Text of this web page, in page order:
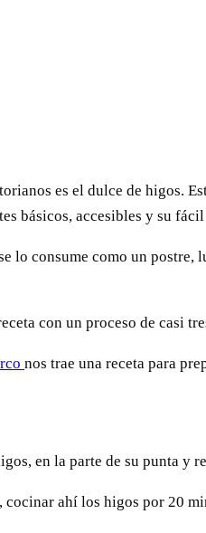
es el dulce de higos.
básicos, accesibles y su
lo consume como un
con un proceso de casi
nos trae una receta para
en la parte de su punta y
ahí los higos por 20